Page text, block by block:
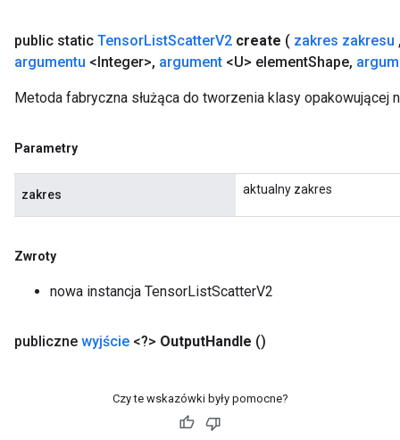
public static TensorListScatterV2 create ( zakres zakresu
argumentu <Integer>, argument <U> elementShape,
Metoda fabryczna służąca do tworzenia klasy opakowującej
Parametry
zakres aktualny zakres
Zwroty
nowa instancja TensorListScatterV2
publiczne wyjście <?> OutputHandle ()
Czy te wskazówki były pomocne?